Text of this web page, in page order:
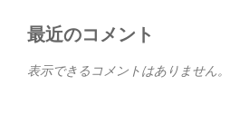
最近のコメント
表示できるコメントはありません。